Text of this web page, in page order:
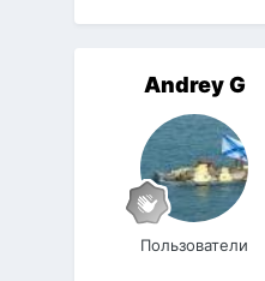
Andrey G
Пользователи